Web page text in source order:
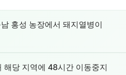
홍성 농장에서 돼지열병이
해당 지역에 48시간 이동중지